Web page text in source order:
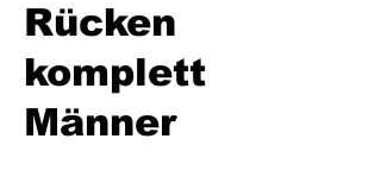
Rücken
komplett
Männer